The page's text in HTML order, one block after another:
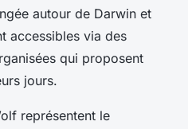
autour de Darwin et
accessibles via des
qui proposent
jours.
représentent le